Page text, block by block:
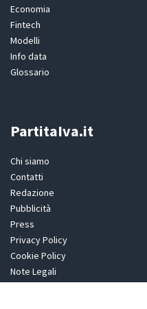
Economia
Fintech
Modelli
Info data
Glossario
PartitaIva.it
Chi siamo
Contatti
Redazione
Pubblicità
Press
Privacy Policy
Cookie Policy
Note Legali